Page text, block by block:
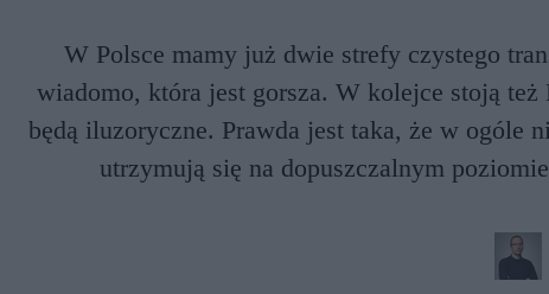
W Polsce mamy już dwie strefy czystego
wiadomo, która jest gorsza. W kolejce stoją
będą iluzoryczne. Prawda jest taka, że w ogóle
utrzymują się na dopuszczalnym